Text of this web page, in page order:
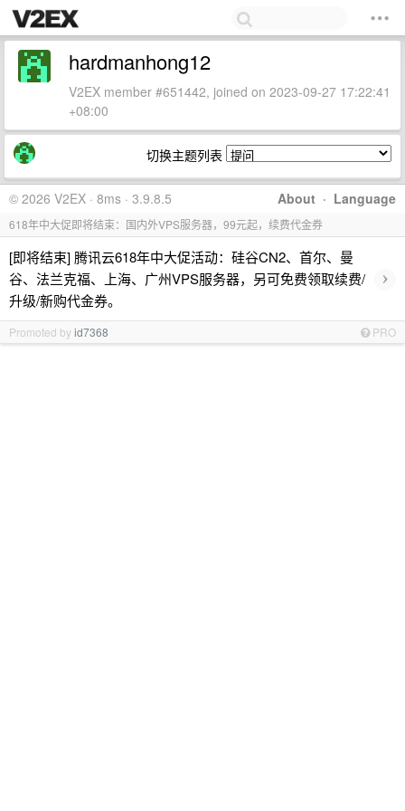
hardmanhong12
V2EX member #651442, joined on 2023-09-27 17:22:41
+08:00
切换主题列表
About · Language
© 2026 V2EX · 8ms · 3.9.8.5
618年中大促即将结束：国内外VPS服务器，99元起，续费代金券
[即将结束] 腾讯云618年中大促活动：硅谷CN2、首尔、曼
谷、法兰克福、上海、广州VPS服务器，另可免费领取续费/
升级/新购代金券。
›
Promoted byid7368 PRO